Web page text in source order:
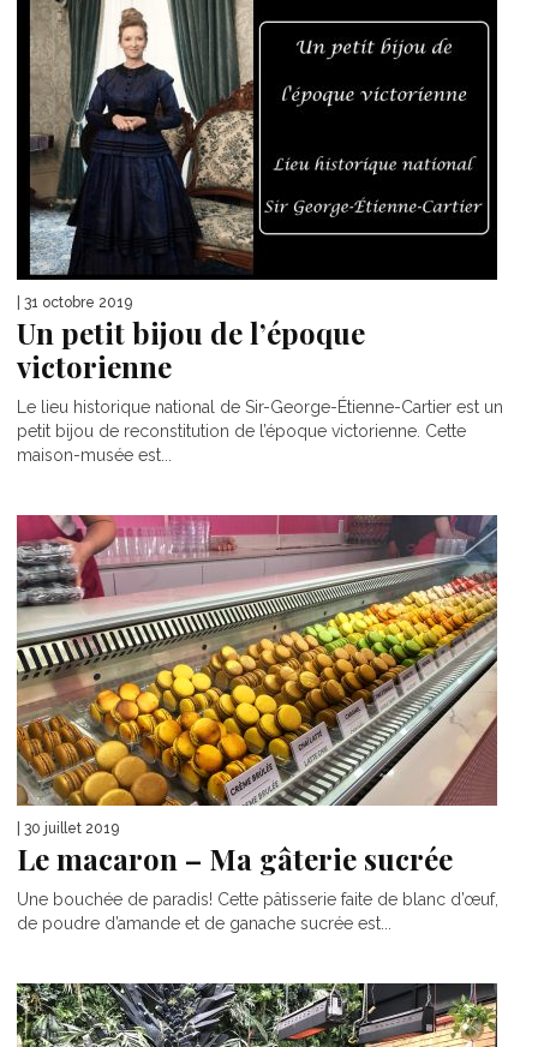
| 31 octobre 2019
Un petit bijou de l’époque
victorienne
Le lieu historique national de Sir-George-Étienne-Cartier est un
petit bijou de reconstitution de l’époque victorienne. Cette
maison-musée est...
| 30 juillet 2019
Le macaron – Ma gâterie sucrée
Une bouchée de paradis! Cette pâtisserie faite de blanc d’œuf,
de poudre d’amande et de ganache sucrée est...